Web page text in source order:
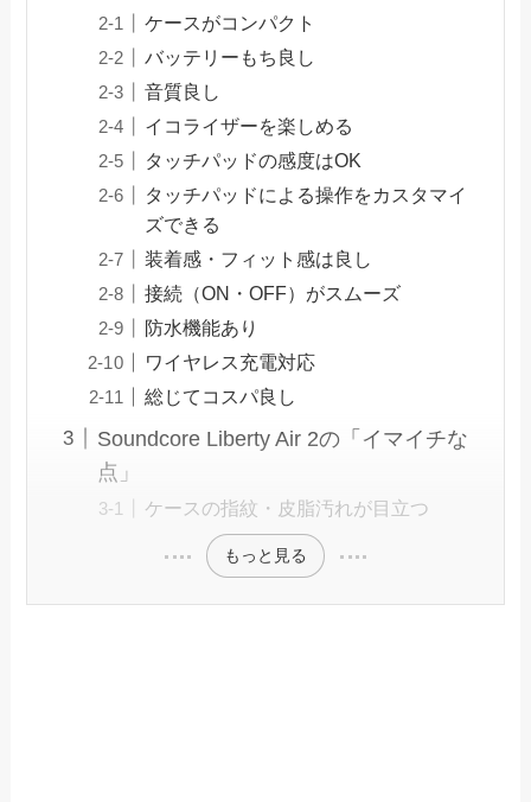
ケースがコンパクト
バッテリーもち良し
音質良し
イコライザーを楽しめる
タッチパッドの感度はOK
タッチパッドによる操作をカスタマイ
ズできる
装着感・フィット感は良し
接続（ON・OFF）がスムーズ
防水機能あり
ワイヤレス充電対応
総じてコスパ良し
Soundcore Liberty Air 2の「イマイチな
点」
ケースの指紋・皮脂汚れが目立つ
もっと見る